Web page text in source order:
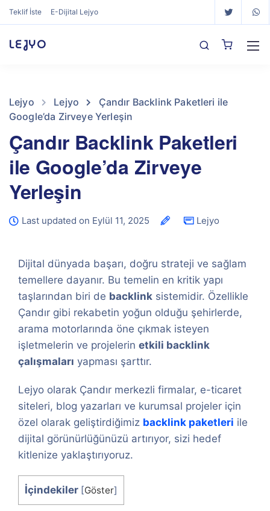
Teklif İste E-Dijital Lejyo
LEJYO
Lejyo Lejyo
Çandır Backlink Paketleri ile
Google’da Zirveye Yerleşin
Çandır Backlink Paketleri
ile Google’da Zirveye
Yerleşin
Last updated on Eylül 11, 2025 Lejyo
Dijital dünyada başarı, doğru strateji ve sağlam
temellere dayanır. Bu temelin en kritik yapı
taşlarından biri de backlink sistemidir. Özellikle
Çandır gibi rekabetin yoğun olduğu şehirlerde,
arama motorlarında öne çıkmak isteyen
işletmelerin ve projelerin etkili backlink
çalışmaları yapması şarttır.
Lejyo olarak Çandır merkezli firmalar, e-ticaret
siteleri, blog yazarları ve kurumsal projeler için
özel olarak geliştirdiğimiz backlink paketleri ile
dijital görünürlüğünüzü artırıyor, sizi hedef
kitlenize yaklaştırıyoruz.
İçindekiler [Göster]